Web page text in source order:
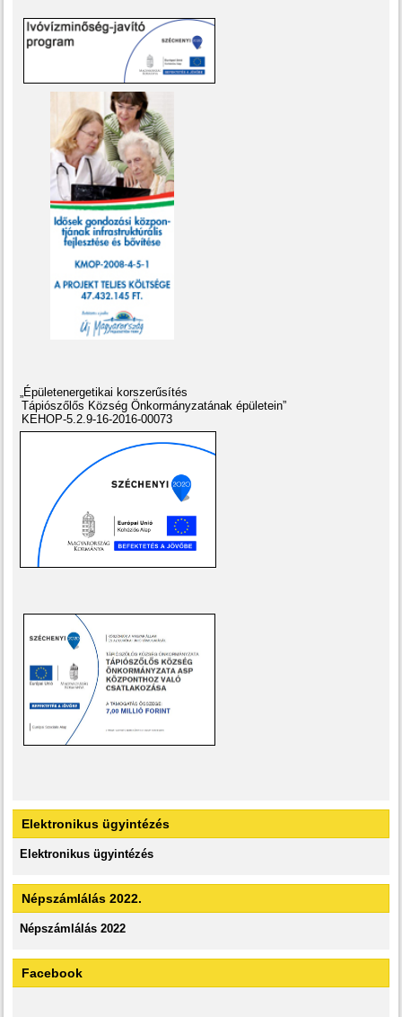
„Épületenergetikai korszerűsítés
Tápiószőlős Község Önkormányzatának épületein”
KEHOP-5.2.9-16-2016-00073
Elektronikus ügyintézés
Elektronikus ügyintézés
Népszámlálás 2022.
Népszámlálás 2022
Facebook